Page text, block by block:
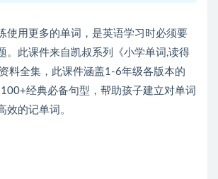
使用更多的单词，是英语学习时必须要
。此课件来自凯叔系列《小学单词,读得
料全集，此课件涵盖1-6年级各版本的
经典必备句型，帮助孩子建立对单词
效的记单词。